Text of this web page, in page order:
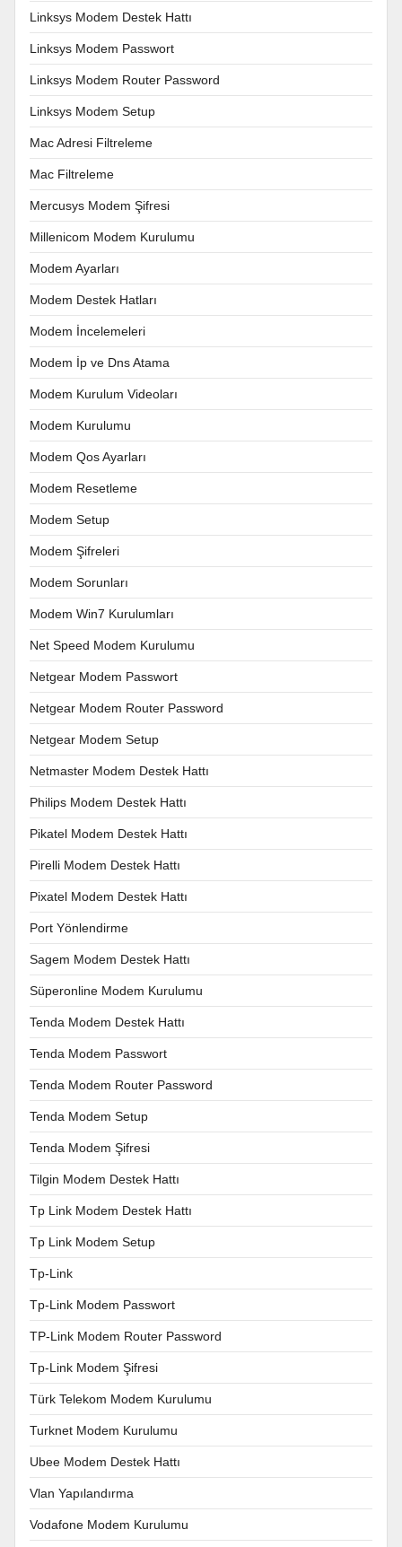
Linksys Modem Destek Hattı
Linksys Modem Passwort
Linksys Modem Router Password
Linksys Modem Setup
Mac Adresi Filtreleme
Mac Filtreleme
Mercusys Modem Şifresi
Millenicom Modem Kurulumu
Modem Ayarları
Modem Destek Hatları
Modem İncelemeleri
Modem İp ve Dns Atama
Modem Kurulum Videoları
Modem Kurulumu
Modem Qos Ayarları
Modem Resetleme
Modem Setup
Modem Şifreleri
Modem Sorunları
Modem Win7 Kurulumları
Net Speed Modem Kurulumu
Netgear Modem Passwort
Netgear Modem Router Password
Netgear Modem Setup
Netmaster Modem Destek Hattı
Philips Modem Destek Hattı
Pikatel Modem Destek Hattı
Pirelli Modem Destek Hattı
Pixatel Modem Destek Hattı
Port Yönlendirme
Sagem Modem Destek Hattı
Süperonline Modem Kurulumu
Tenda Modem Destek Hattı
Tenda Modem Passwort
Tenda Modem Router Password
Tenda Modem Setup
Tenda Modem Şifresi
Tilgin Modem Destek Hattı
Tp Link Modem Destek Hattı
Tp Link Modem Setup
Tp-Link
Tp-Link Modem Passwort
TP-Link Modem Router Password
Tp-Link Modem Şifresi
Türk Telekom Modem Kurulumu
Turknet Modem Kurulumu
Ubee Modem Destek Hattı
Vlan Yapılandırma
Vodafone Modem Kurulumu